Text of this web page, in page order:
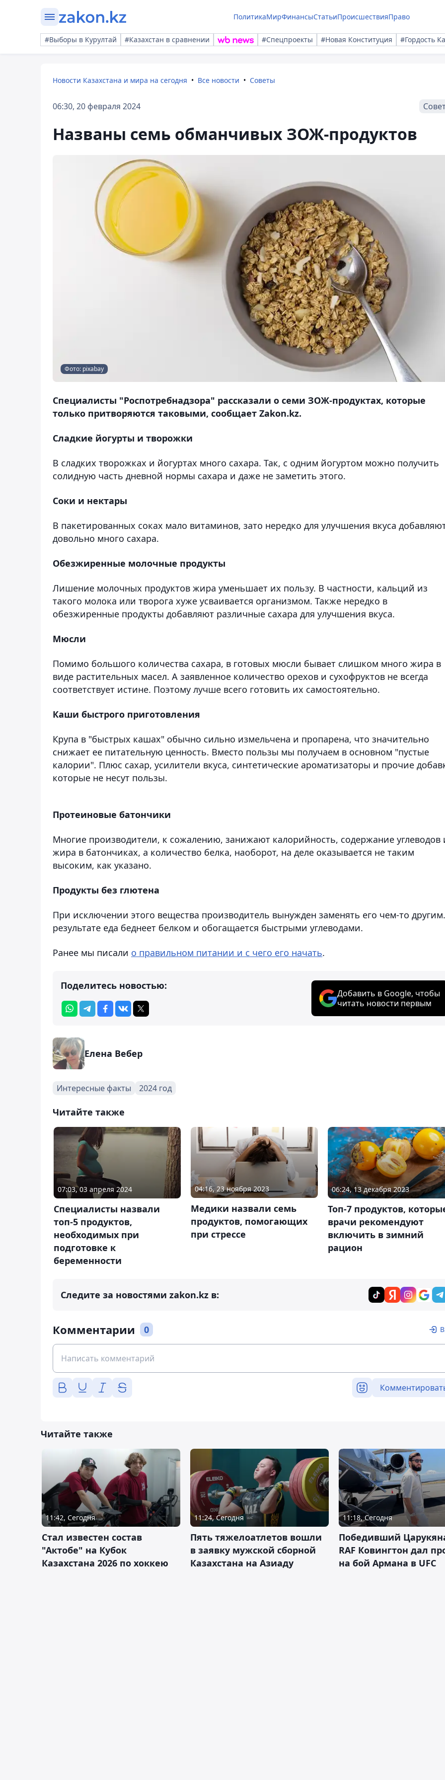
ПолитикаМирФинансыСтатьиПроисшествияПраво
#Выборы в Курултай #Казахстан в сравнении #Спецпроекты #Новая Конституция #Гордость
Новости Казахстана и мира на сегодня Все новости Советы
06:30, 20 февраля 2024
Названы семь обманчивых ЗОЖ-продуктов
Фото: pixabay
Специалисты "Роспотребнадзора" рассказали о семи ЗОЖ-продуктах, которые
только притворяются таковыми, сообщает Zakon.kz.
Сладкие йогурты и творожки
В сладких творожках и йогуртах много сахара. Так, с одним йогуртом можно получить
солидную часть дневной нормы сахара и даже не заметить этого.
Соки и нектары
В пакетированных соках мало витаминов, зато нередко для улучшения вкуса
довольно много сахара.
Обезжиренные молочные продукты
Лишение молочных продуктов жира уменьшает их пользу. В частности, кальций из
такого молока или творога хуже усваивается организмом. Также нередко в
обезжиренные продукты добавляют различные сахара для улучшения вкуса.
Мюсли
Помимо большого количества сахара, в готовых мюсли бывает слишком много жира в
виде растительных масел. А заявленное количество орехов и сухофруктов не всегда
соответствует истине. Поэтому лучше всего готовить их самостоятельно.
Каши быстрого приготовления
Крупа в "быстрых кашах" обычно сильно измельчена и пропарена, что значительно
снижает ее питательную ценность. Вместо пользы мы получаем в основном "пустые
калории". Плюс сахар, усилители вкуса, синтетические ароматизаторы и прочие
которые не несут пользы.
Протеиновые батончики
Многие производители, к сожалению, занижают калорийность, содержание углеводов
жира в батончиках, а количество белка, наоборот, на деле оказывается не таким
высоким, как указано.
Продукты без глютена
При исключении этого вещества производитель вынужден заменять его чем-то
результате еда беднеет белком и обогащается быстрыми углеводами.
Ранее мы писали о правильном питании и с чего его начать.
Поделитесь новостью:
Добавить в Google, чтобы
читать новости первым
Елена Вебер
Интересные факты 2024 год
Читайте также
07:03, 03 апреля 2024
Специалисты назвали
топ-5 продуктов,
необходимых при
подготовке к
беременности
04:16, 23 ноября 2023
Медики назвали семь
продуктов, помогающих
при стрессе
06:24, 13 декабря 2023
Топ-7 продуктов,
врачи рекомендуют
включить в зимний
рацион
Следите за новостями zakon.kz в:
Комментарии 0
Читайте также
11:42, Сегодня
Стал известен состав
"Актобе" на Кубок
Казахстана 2026 по хоккею
11:24, Сегодня
Пять тяжелоатлетов вошли
в заявку мужской сборной
Казахстана на Азиаду
11:18, Сегодня
Победивший
RAF Ковингтон дал
на бой Армана в UFC